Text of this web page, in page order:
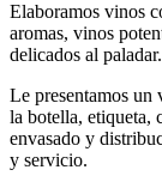
Elaboramos vinos
aromas, vinos
delicados al paladar.
Le presentamos un
la botella, etiqueta,
envasado y
y servicio.